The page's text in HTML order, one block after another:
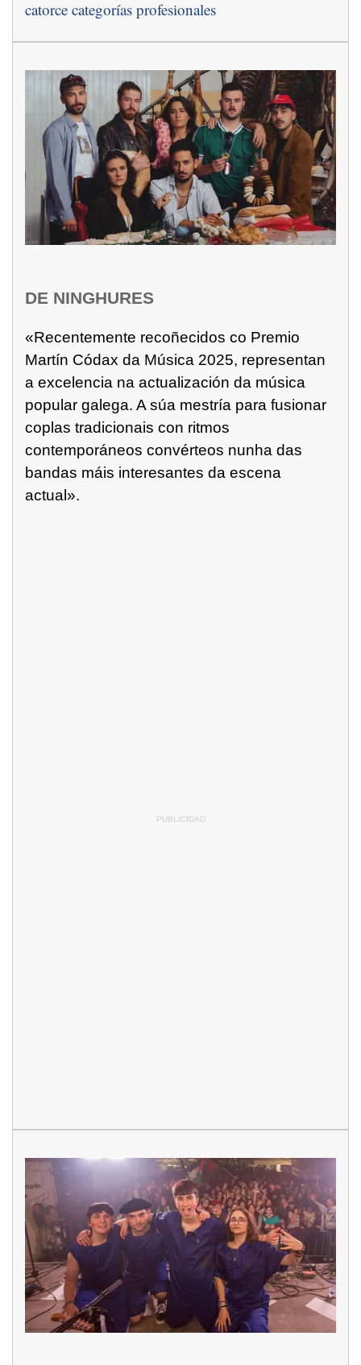
catorce categorías profesionales
DE NINGHURES
«Recentemente recoñecidos co Premio
Martín Códax da Música 2025, representan
a excelencia na actualización da música
popular galega. A súa mestría para fusionar
coplas tradicionais con ritmos
contemporáneos convérteos nunha das
bandas máis interesantes da escena
actual».